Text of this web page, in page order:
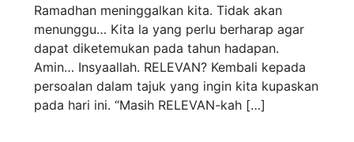
Ramadhan meninggalkan kita. Tidak akan
menunggu… Kita la yang perlu berharap agar
dapat diketemukan pada tahun hadapan.
Amin… Insyaallah. RELEVAN? Kembali kepada
persoalan dalam tajuk yang ingin kita kupaskan
pada hari ini. “Masih RELEVAN-kah […]